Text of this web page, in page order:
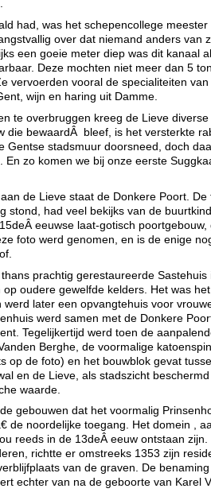
had, was het schepencollege
over dat niemand anders van
een goeie meter diep was dit kanaal
Deze mochten niet meer dan 5
vervoerden vooral de specialiteiten
wijn en haring uit Damme.
te overbruggen kreeg de Lieve
die bewaardÂ bleef, is het versterkte
Gentse stadsmuur doorsneed, doch
En zo komen we bij onze eerste
de Lieve staat de Donkere Poort. De
stond, had veel bekijks van de
eeuwse laat-gotisch
foto werd genomen, en is de enige
prachtig gerestaureerde Sastehuis
oudere gewelfde kelders. Het was
werd later een opvangtehuis voor
werd samen met de Donkere
Tegelijkertijd werd toen de
Berghe, de voormalige
op de foto) en het bouwblok gevat
en de Lieve, als stadszicht
waarde.
gebouwen dat het voormalig
de noordelijke toegang. Het domein ,
reeds in de 13deÂ eeuw ontstaan
richtte er omstreeks 1353 zijn
van de graven. De benaming
echter van na de geboorte van Karel